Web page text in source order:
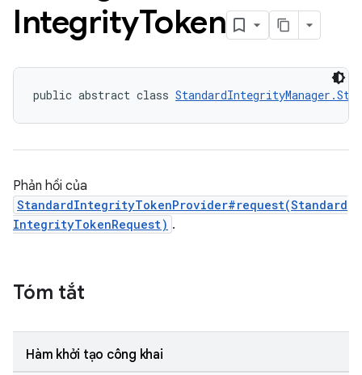
IntegrityToken
public abstract class
Phản hồi của
StandardIntegrityTokenProvider#request(Standard
IntegrityTokenRequest) .
Tóm tắt
Hàm khởi tạo công khai